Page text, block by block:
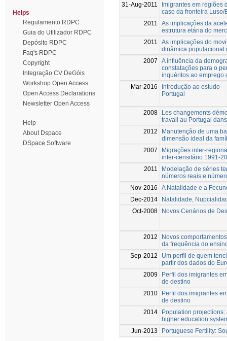
Helps
Regulamento RDPC
Guia do Utilizador RDPC
Depósito RDPC
Faq's RDPC
Copyright
Integração CV DeGóis
Workshop Open Access
Open Access Declarations
Newsletter Open Access
Help
About Dspace
DSpace Software
31-Aug-2011
Imigrantes em regiões
caso da fronteira Luso/
2011
As implicações da
estrutura etária do
2011
As implicações do
dinâmica populacional
2007
A influência da
constatações para o
inquéritos ao emprego
Mar-2016
Introdução ao estudo
Portugal
2008
Les changements
travail au Portugal
2012
Manutenção de uma
dimensão ideal da
2007
Migrações inter-
inter-censitário 1991-
2011
Modelação de séries
números reais e
Nov-2016
A Natalidade e a
Dec-2014
Natalidade,
Oct-2008
Novos Cenários de
2012
Novos
da frequência do
Sep-2012
Um perfil de quem
partir dos dados do
2009
Perfil dos imigrantes
de destino
2010
Perfil dos imigrantes
de destino
2014
Population
higher education
Jun-2013
Portuguese Fertility: